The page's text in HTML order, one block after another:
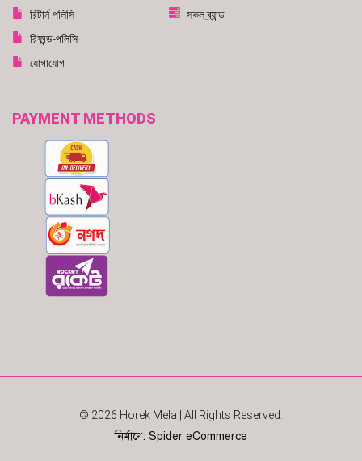
রিটার্ন-পলিসি
রিফান্ড-পলিসি
যোগাযোগ
সকল ব্র্যান্ড
PAYMENT METHODS
© 2026 Horek Mela | All Rights Reserved.
নির্মাণে: Spider eCommerce